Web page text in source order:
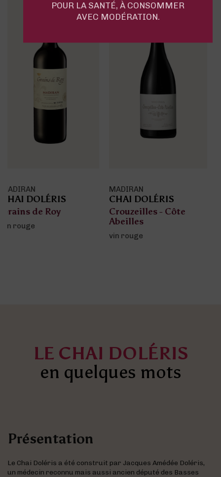
MADIRAN
CHAI DOLÉRIS
Crouzeilles - Côte
Abeilles
MADIRAN
CHAI DOLÉRIS
Seigneurie de
Crouseilles
vin rouge
LE CHAI DOLÉRIS
en quelques mots
Présentation
Le Chai Doléris a été construit par Jacques Amédée Doléris,
un médecin reconnu mais aussi ancien député des Basses
POUR LA SANTÉ, À CONSOMMER
AVEC MODÉRATION.